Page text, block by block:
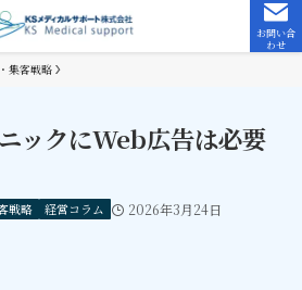
お問い合
わせ
集客戦略
ックにWeb広告は必要
戦略 経営コラム 2026年3月24日